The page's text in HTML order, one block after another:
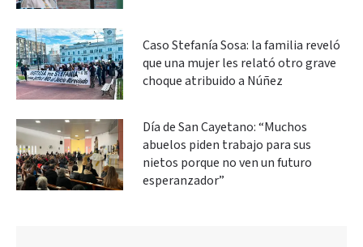
Caso Stefanía Sosa: la familia reveló
que una mujer les relató otro grave
choque atribuido a Núñez
Día de San Cayetano: “Muchos
abuelos piden trabajo para sus
nietos porque no ven un futuro
esperanzador”